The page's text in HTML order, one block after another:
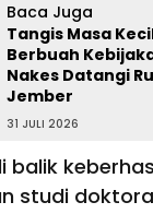
Baca Juga
Tangis Masa
Berbuah
Nakes Datangi
Jember
31 JULI 2026
balik
studi